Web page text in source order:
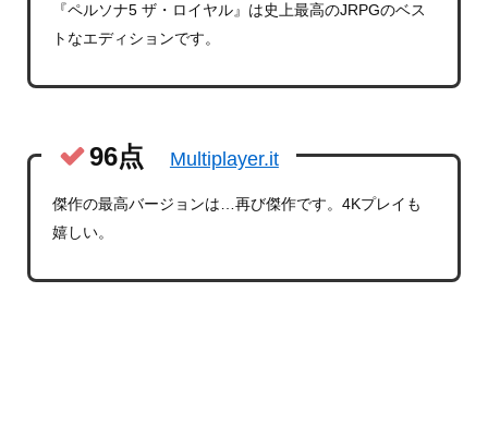
『ペルソナ5 ザ・ロイヤル』は史上最高のJRPGのベス
トなエディションです。
96点 Multiplayer.it
傑作の最高バージョンは…再び傑作です。4Kプレイも
嬉しい。